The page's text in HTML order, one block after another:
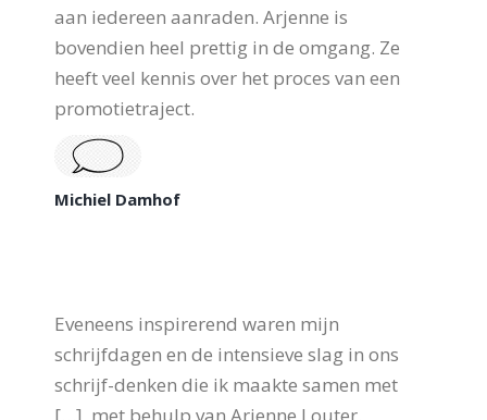
Michiel Damhof
aan iedereen aanraden. Arjenne is
bovendien heel prettig in de omgang. Ze
heeft veel kennis over het proces van een
promotietraject.
Eveneens inspirerend waren mijn
schrijfdagen en de intensieve slag in ons
schrijf-denken die ik maakte samen met